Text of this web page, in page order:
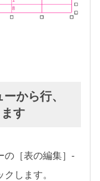
から行、
す
の［表の編集］-
します。